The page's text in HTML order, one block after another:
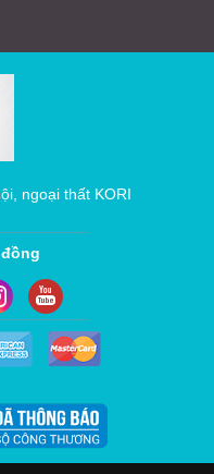
ngoại thất KORI